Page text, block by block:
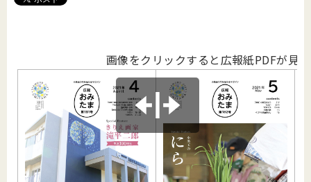
画像をクリックすると広報紙PDFが見